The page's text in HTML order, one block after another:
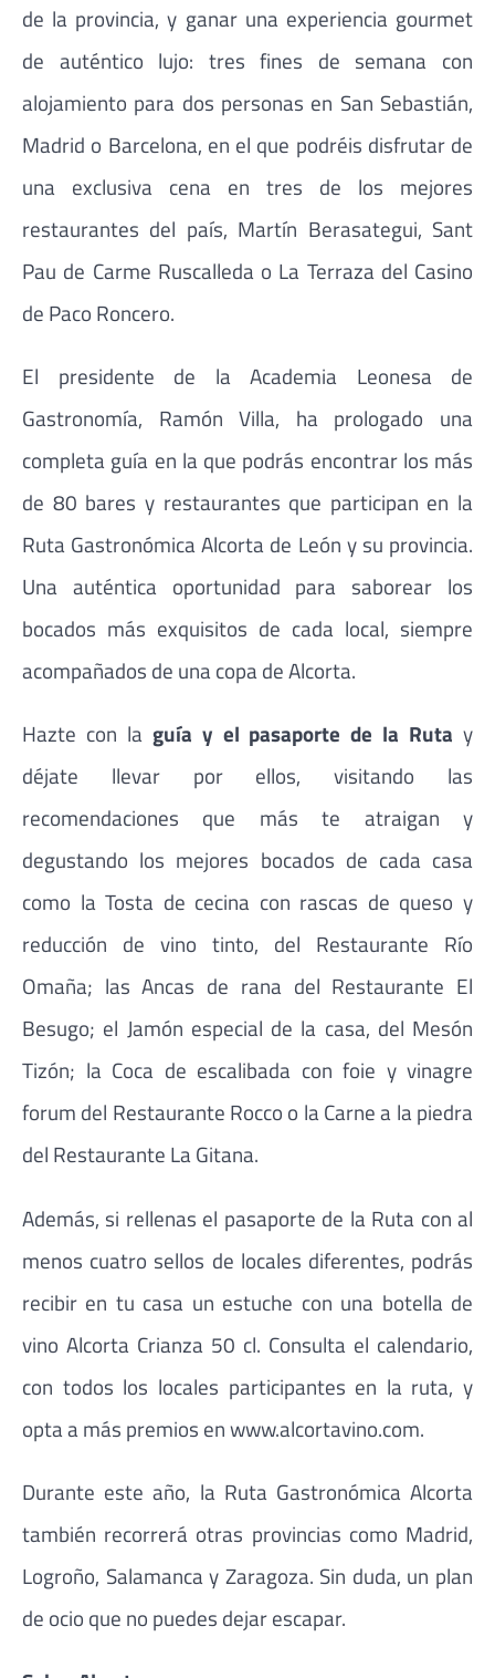
de la provincia, y ganar una experiencia gourmet
de auténtico lujo: tres fines de semana con
alojamiento para dos personas en San Sebastián,
Madrid o Barcelona, en el que podréis disfrutar de
una exclusiva cena en tres de los mejores
restaurantes del país, Martín Berasategui, Sant
Pau de Carme Ruscalleda o La Terraza del Casino
de Paco Roncero.
El presidente de la Academia Leonesa de
Gastronomía, Ramón Villa, ha prologado una
completa guía en la que podrás encontrar los más
de 80 bares y restaurantes que participan en la
Ruta Gastronómica Alcorta de León y su provincia.
Una auténtica oportunidad para saborear los
bocados más exquisitos de cada local, siempre
acompañados de una copa de Alcorta.
Hazte con la guía y el pasaporte de la Ruta y
déjate llevar por ellos, visitando las
recomendaciones que más te atraigan y
degustando los mejores bocados de cada casa
como la Tosta de cecina con rascas de queso y
reducción de vino tinto, del Restaurante Río
Omaña; las Ancas de rana del Restaurante El
Besugo; el Jamón especial de la casa, del Mesón
Tizón; la Coca de escalibada con foie y vinagre
forum del Restaurante Rocco o la Carne a la piedra
del Restaurante La Gitana.
Además, si rellenas el pasaporte de la Ruta con al
menos cuatro sellos de locales diferentes, podrás
recibir en tu casa un estuche con una botella de
vino Alcorta Crianza 50 cl. Consulta el calendario,
con todos los locales participantes en la ruta, y
opta a más premios en www.alcortavino.com.
Durante este año, la Ruta Gastronómica Alcorta
también recorrerá otras provincias como Madrid,
Logroño, Salamanca y Zaragoza. Sin duda, un plan
de ocio que no puedes dejar escapar.